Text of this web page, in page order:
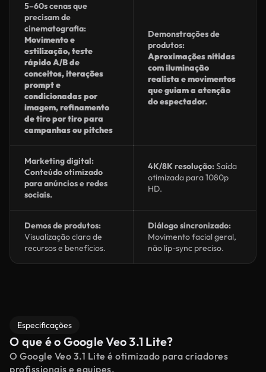
5–60s cenas que
precisam de
cinematografia:
Movimento e
estilização, teste
rápido A/B de
conceitos, iterações
prompt e
condicionadas por
imagem, refinamento
de tiro por tiro para
campanhas ou pitches
Demonstrações de
produtos:
Aproximações nítidas
com iluminação
realista e movimentos
que guiam a atenção
do espectador.
Marketing digital:
Conteúdo otimizado
para anúncios e redes
sociais.
4K/8K resolução:Saída
otimizada para 1080p
HD.
Demos de produtos:
Visualização clara de
recursos e benefícios.
Diálogo sincronizado:
Movimento facial geral,
não lip-sync preciso.
Especificações
O que é o Google Veo 3.1 Lite?
O Google Veo 3.1 Lite é otimizado para criadores
profissionais e equipes.